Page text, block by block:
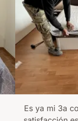
Es ya mi 3a